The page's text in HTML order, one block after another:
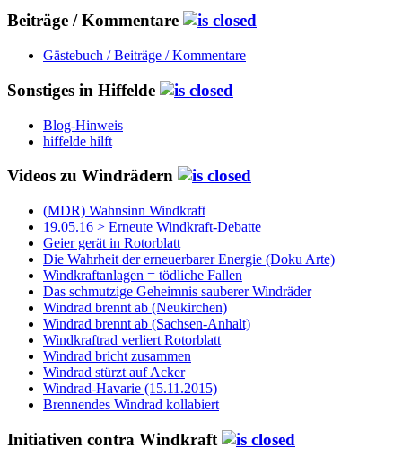
Beiträge / Kommentare
Gästebuch / Beiträge / Kommentare
Sonstiges in Hiffelde
Blog-Hinweis
hiffelde hilft
Videos zu Windrädern
(MDR) Wahnsinn Windkraft
19.05.16 > Erneute Windkraft-Debatte
Geier gerät in Rotorblatt
Die Wahrheit der erneuerbarer Energie (Doku Arte)
Windkraftanlagen = tödliche Fallen
Das schmutzige Geheimnis sauberer Windräder
Windrad brennt ab (Neukirchen)
Windrad brennt ab (Sachsen-Anhalt)
Windkraftrad verliert Rotorblatt
Windrad bricht zusammen
Windrad stürzt auf Acker
Windrad-Havarie (15.11.2015)
Brennendes Windrad kollabiert
Initiativen contra Windkraft